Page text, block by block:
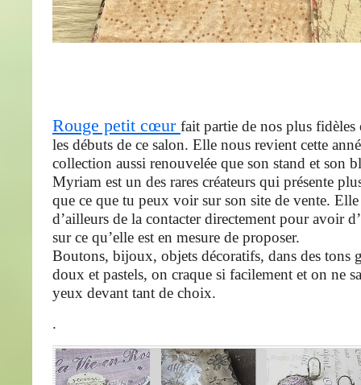
Rouge petit cœur fait partie de nos plus fidèles
les débuts de ce salon. Elle nous revient cette
collection aussi renouvelée que son stand et son
Myriam est un des rares créateurs qui présente
que ce que tu peux voir sur son site de vente.
d’ailleurs de la contacter directement pour avoir
sur ce qu’elle est en mesure de proposer.
Boutons, bijoux, objets décoratifs, dans des tons
doux et pastels, on craque si facilement et on ne
yeux devant tant de choix.
.